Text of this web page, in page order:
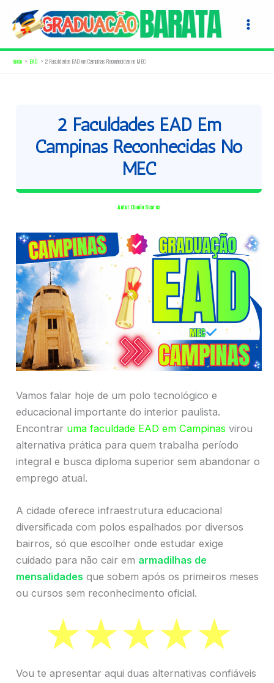
para
conteúdo
Início EAD 2 Faculdades EAD em Campinas Reconhecidas no MEC
2 Faculdades EAD Em
Campinas Reconhecidas No
MEC
AutorDanilo Soares
Vamos falar hoje de um polo tecnológico e
educacional importante do interior paulista.
Encontrar uma faculdade EAD em Campinas virou
alternativa prática para quem trabalha período
integral e busca diploma superior sem abandonar o
emprego atual.
A cidade oferece infraestrutura educacional
diversificada com polos espalhados por diversos
bairros, só que escolher onde estudar exige
cuidado para não cair em armadilhas de
mensalidades que sobem após os primeiros meses
ou cursos sem reconhecimento oficial.
Vou te apresentar aqui duas alternativas confiáveis